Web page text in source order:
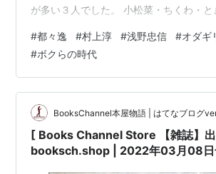
が多い３人でした。 小松菜・ちくわ・と
#都々逸 #村上淳 #浅野忠信 #オダギ
#ボクらの時代
BooksChannel本屋物語 | はてなブログ
[ Books Channel Store 【雑誌】出
booksch.shop | 2022年03月08日